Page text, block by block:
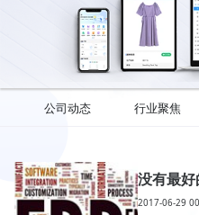
公司动态 行业聚焦
没有最
2017-06-29